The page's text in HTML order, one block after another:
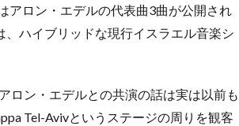
アロン・エデルの代表曲3曲が公開され
ハイブリッドな現行イスラエル音楽シ
ロン・エデルとの共演の話は実は以前も
Tel-Avivというステージの周りを観客